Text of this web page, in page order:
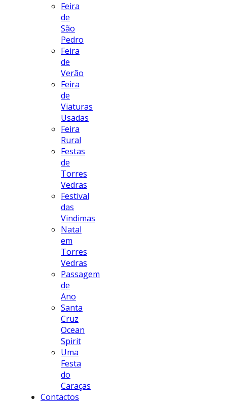
Feira
de
São
Pedro
Feira
de
Verão
Feira
de
Viaturas
Usadas
Feira
Rural
Festas
de
Torres
Vedras
Festival
das
Vindimas
Natal
em
Torres
Vedras
Passagem
de
Ano
Santa
Cruz
Ocean
Spirit
Uma
Festa
do
Caraças
Contactos